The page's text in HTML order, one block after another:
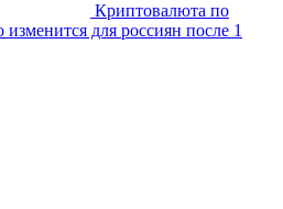
Криптовалюта по
для россиян после 1